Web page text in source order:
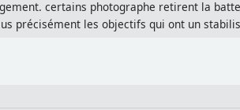
certains photographe retirent la
précisément les objectifs qui ont un